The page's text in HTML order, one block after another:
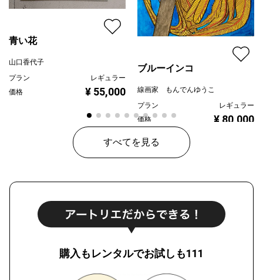
青い花
山口香代子
プラン
レギュラー
価格
¥ 55,000
ブルーインコ
線画家 もんでんゆうこ
プラン
レギュラー
価格
¥ 80,000
すべてを見る
購入もレンタルでお試しも111